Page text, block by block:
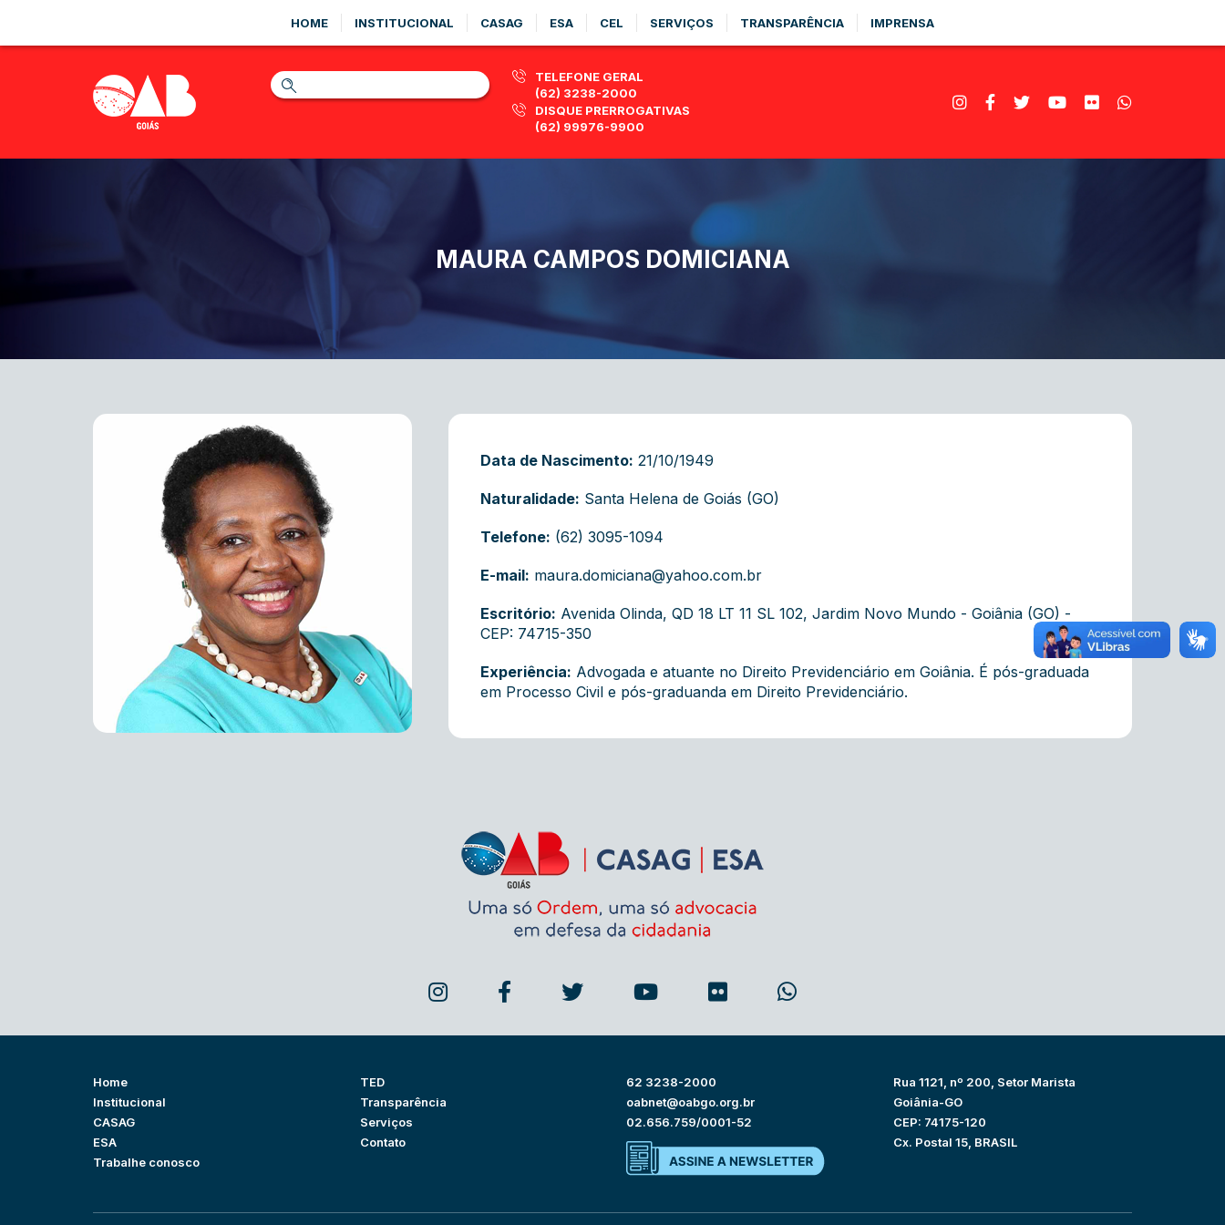
HOME INSTITUCIONAL CASAG ESA CEL SERVIÇOS TRANSPARÊNCIA IMPRENSA
TELEFONE GERAL
(62) 3238-2000
DISQUE PRERROGATIVAS
(62) 99976-9900
MAURA CAMPOS DOMICIANA
Data de Nascimento: 21/10/1949
Naturalidade: Santa Helena de Goiás (GO)
Telefone: (62) 3095-1094
E-mail: maura.domiciana@yahoo.com.br
Escritório: Avenida Olinda, QD 18 LT 11 SL 102 , Jardim Novo Mundo - Goiânia (GO) -
CEP: 74715-350
Experiência: Advogada e atuante no Direito Previdenciário em Goiânia. É pós-graduada
em Processo Civil e pós-graduanda em Direito Previdenciário.
Home
Institucional
CASAG
ESA
Trabalhe conosco
TED
Transparência
Serviços
Contato
62 3238-2000
oabnet@oabgo.org.br
02.656.759/0001-52
Rua 1121, nº 200, Setor Marista
Goiânia-GO
CEP: 74175-120
Cx. Postal 15, BRASIL